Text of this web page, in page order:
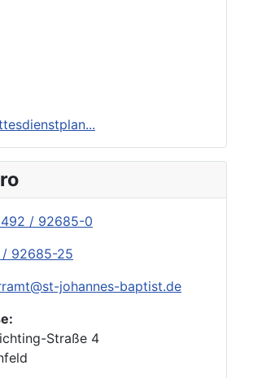
/ 92685-0
92685-25
johannes-baptist.de
Straße 4